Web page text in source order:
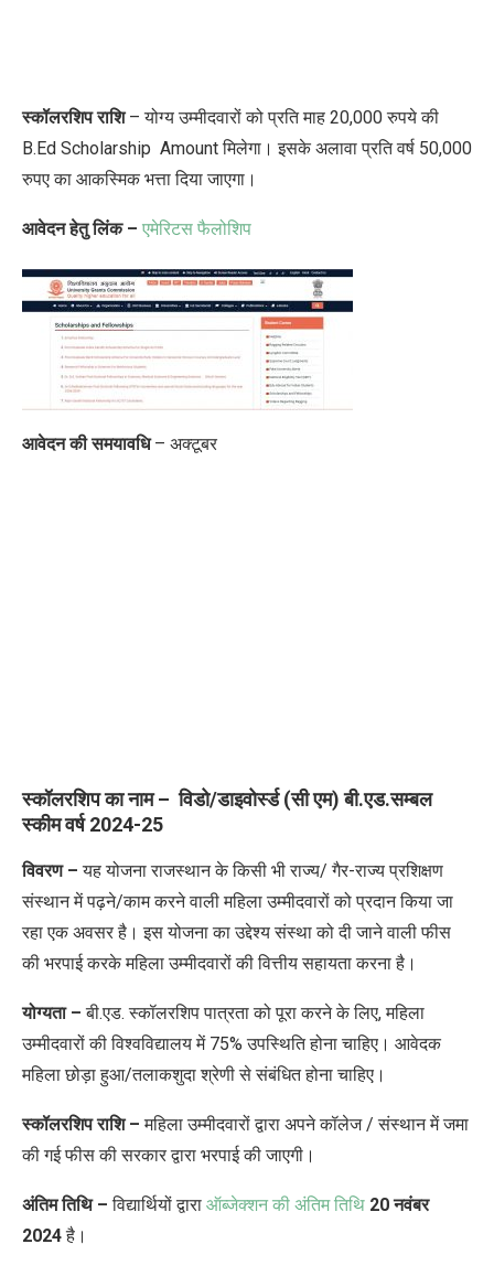
स्कॉलरशिप राशि– योग्य उम्मीदवारों को प्रति माह 20,000 रुपये की
B.Ed Scholarship Amount मिलेगा। इसके अलावा प्रति वर्ष 50,000
रुपए का आकस्मिक भत्ता दिया जाएगा।
आवेदन हेतु लिंक – एमेरिटस फैलोशिप
आवेदन की समयावधि– अक्टूबर
स्कॉलरशिप का नाम – विडो/डाइवोर्स्ड (सी एम) बी.एड.सम्बल
स्कीम वर्ष 2024-25
विवरण –यह योजना राजस्थान के किसी भी राज्य/ गैर-राज्य प्रशिक्षण
संस्थान में पढ़ने/काम करने वाली महिला उम्मीदवारों को प्रदान किया जा
रहा एक अवसर है। इस योजना का उद्देश्य संस्था को दी जाने वाली फीस
की भरपाई करके महिला उम्मीदवारों की वित्तीय सहायता करना है।
योग्यता –बी.एड. स्कॉलरशिप पात्रता को पूरा करने के लिए, महिला
उम्मीदवारों की विश्वविद्यालय में 75% उपस्थिति होना चाहिए। आवेदक
महिला छोड़ा हुआ/तलाकशुदा श्रेणी से संबंधित होना चाहिए।
स्कॉलरशिप राशि –महिला उम्मीदवारों द्वारा अपने कॉलेज / संस्थान में जमा
की गई फीस की सरकार द्वारा भरपाई की जाएगी।
अंतिम तिथि –विद्यार्थियों द्वारा ऑब्जेक्शन की अंतिम तिथि 20 नवंबर
2024है।